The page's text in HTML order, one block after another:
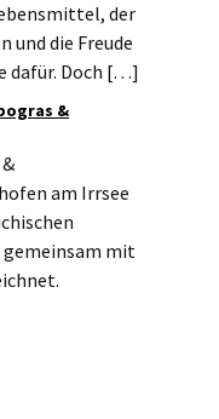
der
und die Freude
dafür. Doch […]
&
am Irrsee
gemeinsam mit